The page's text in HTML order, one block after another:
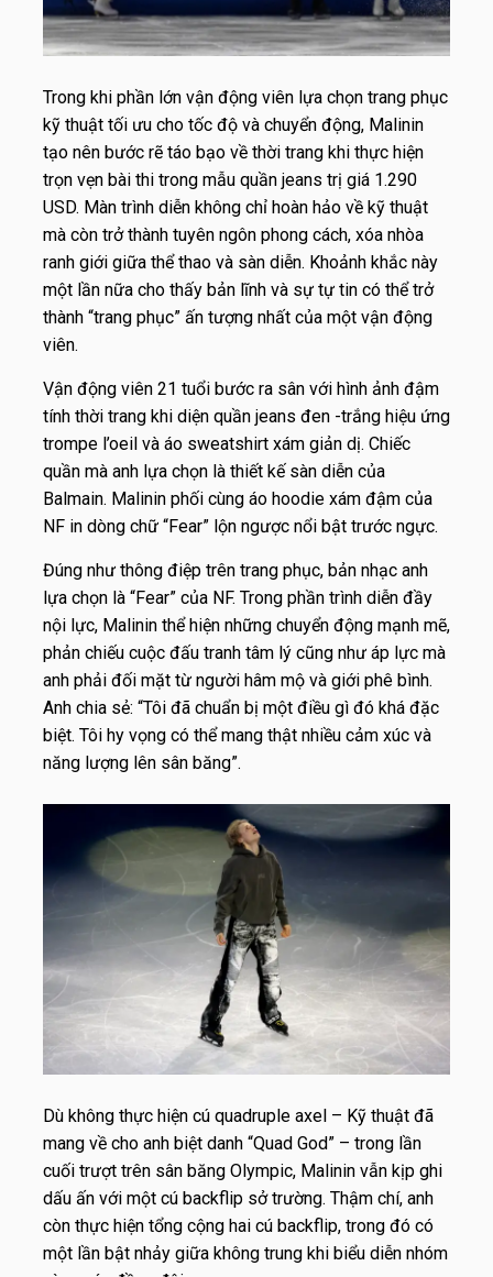
Trong khi phần lớn vận động viên lựa chọn trang phục
kỹ thuật tối ưu cho tốc độ và chuyển động, Malinin
tạo nên bước rẽ táo bạo về thời trang khi thực hiện
trọn vẹn bài thi trong mẫu quần jeans trị giá 1.290
USD. Màn trình diễn không chỉ hoàn hảo về kỹ thuật
mà còn trở thành tuyên ngôn phong cách, xóa nhòa
ranh giới giữa thể thao và sàn diễn. Khoảnh khắc này
một lần nữa cho thấy bản lĩnh và sự tự tin có thể trở
thành “trang phục” ấn tượng nhất của một vận động
viên.
Vận động viên 21 tuổi bước ra sân với hình ảnh đậm
tính thời trang khi diện quần jeans đen -trắng hiệu ứng
trompe l’oeil và áo sweatshirt xám giản dị. Chiếc
quần mà anh lựa chọn là thiết kế sàn diễn của
Balmain. Malinin phối cùng áo hoodie xám đậm của
NF in dòng chữ “Fear” lộn ngược nổi bật trước ngực.
Đúng như thông điệp trên trang phục, bản nhạc anh
lựa chọn là “Fear” của NF. Trong phần trình diễn đầy
nội lực, Malinin thể hiện những chuyển động mạnh mẽ,
phản chiếu cuộc đấu tranh tâm lý cũng như áp lực mà
anh phải đối mặt từ người hâm mộ và giới phê bình.
Anh chia sẻ: “Tôi đã chuẩn bị một điều gì đó khá đặc
biệt. Tôi hy vọng có thể mang thật nhiều cảm xúc và
năng lượng lên sân băng”.
Dù không thực hiện cú quadruple axel – Kỹ thuật đã
mang về cho anh biệt danh “Quad God” – trong lần
cuối trượt trên sân băng Olympic, Malinin vẫn kịp ghi
dấu ấn với một cú backflip sở trường. Thậm chí, anh
còn thực hiện tổng cộng hai cú backflip, trong đó có
một lần bật nhảy giữa không trung khi biểu diễn nhóm